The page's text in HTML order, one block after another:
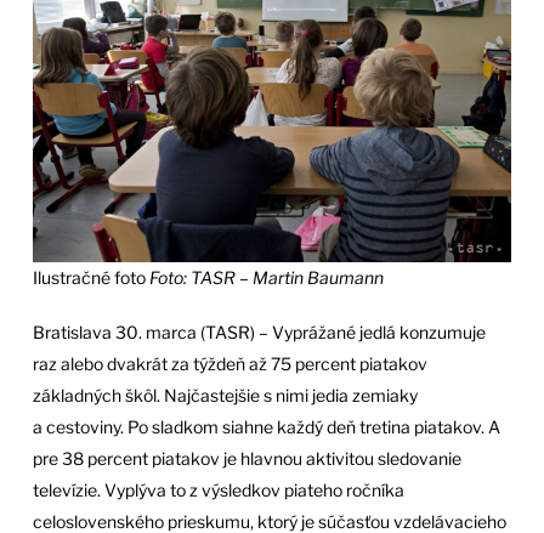
Ilustračné foto Foto: TASR – Martin Baumann
Bratislava 30. marca (TASR) – Vyprážané jedlá konzumuje
raz alebo dvakrát za týždeň až 75 percent piatakov
základných škôl. Najčastejšie s nimi jedia zemiaky
a cestoviny. Po sladkom siahne každý deň tretina piatakov. A
pre 38 percent piatakov je hlavnou aktivitou sledovanie
televízie. Vyplýva to z výsledkov piateho ročníka
celoslovenského prieskumu, ktorý je súčasťou vzdelávacieho